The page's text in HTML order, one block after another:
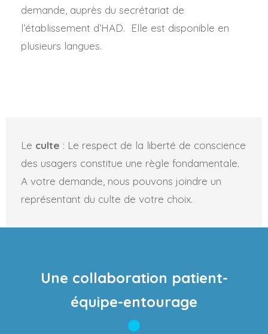
demande, auprès du secrétariat de
l’établissement d’HAD. Elle est disponible en
plusieurs langues.
Le culte : Le respect de la liberté de conscience
des usagers constitue une règle fondamentale.
A votre demande, nous pouvons joindre un
représentant du culte de votre choix.
Une collaboration patient-
équipe-entourage